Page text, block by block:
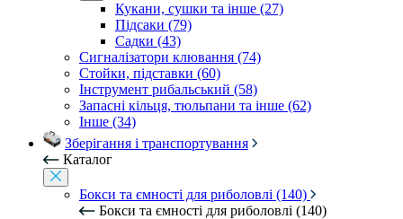
Кукани, сушки та інше (27)
Підсаки (79)
Садки (43)
Сигналізатори клювання (74)
Стойки, підставки (60)
Інструмент рибальський (58)
Запасні кільця, тюльпани та інше (62)
Інше (34)
Зберігання і транспортування
Каталог
Бокси та ємності для риболовлі (140)
Бокси та ємності для риболовлі (140)